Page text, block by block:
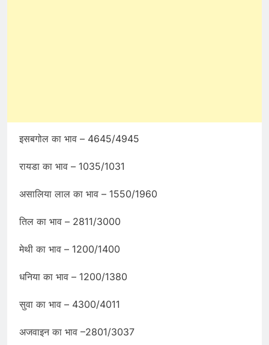
इसबगोल का भाव – 4645/4945
रायडा का भाव – 1035/1031
असालिया लाल का भाव – 1550/1960
तिल का भाव – 2811/3000
मेथी का भाव – 1200/1400
धनिया का भाव – 1200/1380
सुवा का भाव – 4300/4011
अजवाइन का भाव –2801/3037